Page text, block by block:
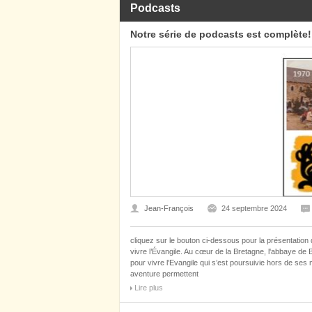
Podcasts
Notre série de podcasts est complète!
Jean-François 24 septembre 2024
cliquez sur le bouton ci-dessous pour la
vivre l’Évangile. Au cœur de la Bretagne, l'abbaye
pour vivre l'Evangile qui s’est poursuivie hors de
aventure permettent
Lire plus